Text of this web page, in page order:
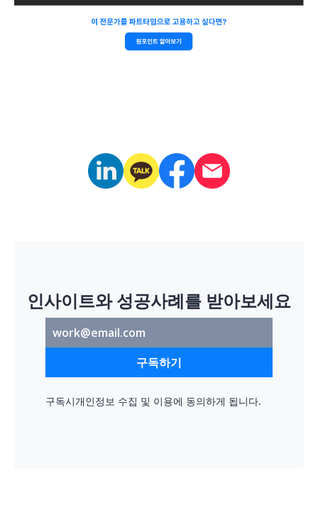
인사이트와 성공사례를 받아보세요
구독하기
구독시개인정보 수집 및 이용에 동의하게 됩니다.